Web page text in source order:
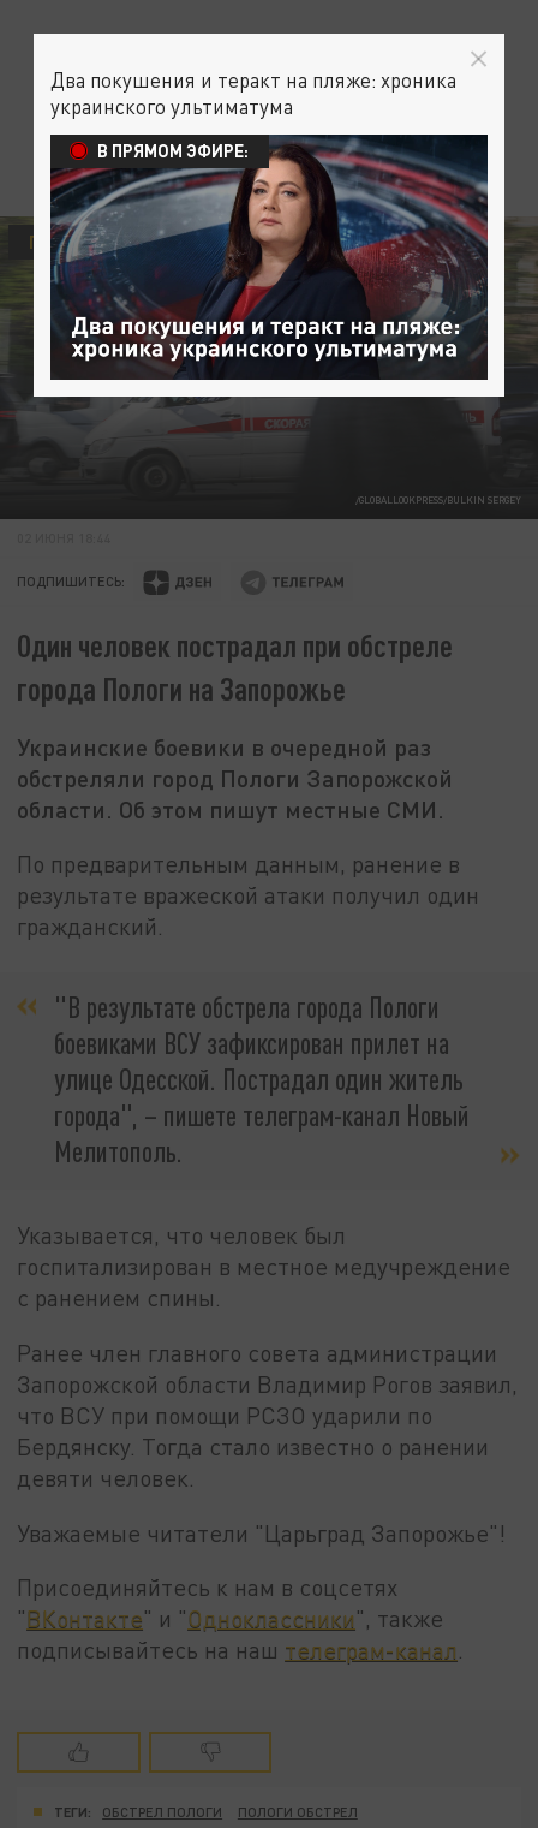
/GLOBALLOOKPRESS/BULKIN SERGEY
ПРОИСШЕСТВИЯ
ПОДПИШИТЕСЬ:
Один человек пострадал при обстреле
города Пологи на Запорожье
Украинские боевики в очередной раз
обстреляли город Пологи Запорожской
области. Об этом пишут местные СМИ.
По предварительным данным, ранение в
результате вражеской атаки получил один
гражданский.
"В результате обстрела города Пологи
боевиками ВСУ зафиксирован прилет на
улице Одесской. Пострадал один житель
города", – пишете телеграм-канал Новый
Мелитополь.
Указывается, что человек был
госпитализирован в местное медучреждение
с ранением спины.
Ранее член главного совета администрации
Запорожской области Владимир Рогов заявил,
что ВСУ при помощи РСЗО ударили по
Бердянску. Тогда стало известно о ранении
девяти человек.
Уважаемые читатели "Царьград Запорожье"!
Присоединяйтесь к нам в соцсетях
"ВКонтакте" и "Одноклассники", также
подписывайтесь на наш телеграм-канал
ТЕГИ: ОБСТРЕЛ ПОЛОГИ
ПОЛОГИ ОБСТРЕЛ
Два покушения и теракт на пляже: хроника
украинского ультиматума
В ПРЯМОМ ЭФИРЕ: